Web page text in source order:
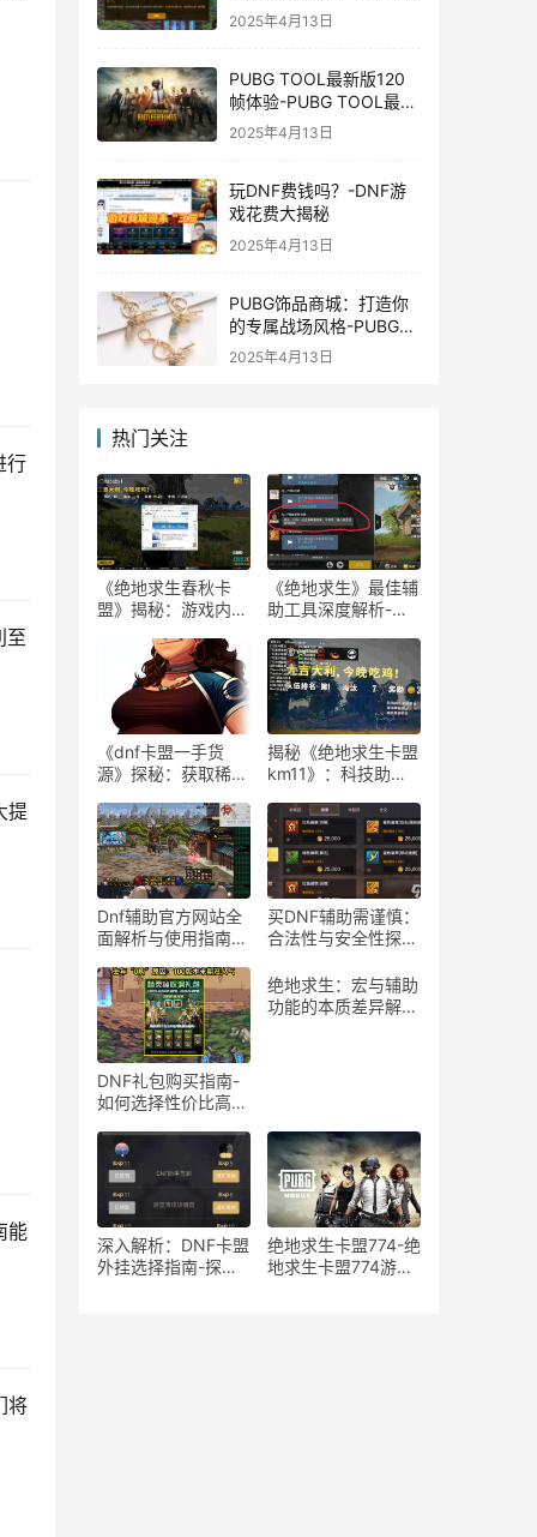
行
至
提
能
将
游最新消息与更新时间表
2025年4月13日
PUBG TOOL最新版120
帧体验-PUBG TOOL最新
版120帧游戏体验优化
2025年4月13日
玩DNF费钱吗？-DNF游
戏花费大揭秘
2025年4月13日
PUBG饰品商城：打造你
的专属战场风格-PUBG游
戏内饰品购买指南
2025年4月13日
热门关注
《绝地求生春秋卡
盟》揭秘：游戏内外
《绝地求生》最佳辅
助工具深度解析-
知：选择最佳游戏辅
助软件的指南
《dnf卡盟一手货
源》探秘：获取稀有
卡盟一手货源渠道解
析与购买指南
揭秘《绝地求生卡盟
km11》：科技助力
《绝地求生卡盟
km11》深入解析：
辅助工具对游戏平衡
性的影响
Dnf辅助官方网站全
面解析与使用指南-
站功能与使用技巧
买DNF辅助需谨慎：
合法性与安全性探
助工具的合法性与潜
在风险分析
DNF礼包购买指南-
如何选择性价比高的
绝地求生：宏与辅助
功能的本质差异解
深入解析：DNF卡盟
外挂选择指南-探索
绝地求生卡盟774-绝
地求生卡盟774游戏